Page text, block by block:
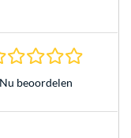
Nu beoordelen